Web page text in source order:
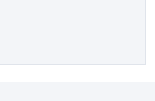
الغامبي، حيث يطمح الفريق